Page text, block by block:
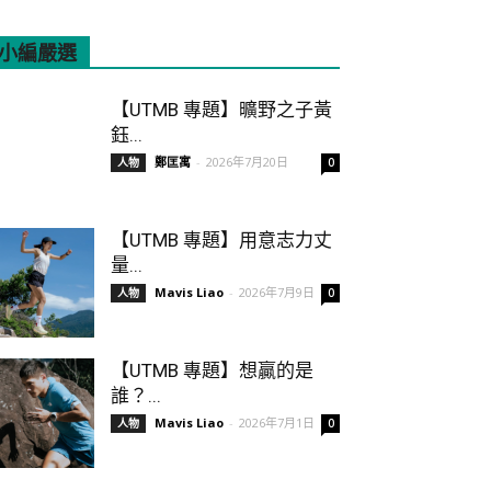
編嚴選
【UTMB 專題】曠野之子黃
鈺...
人物 鄭匡寓 - 2026年7月20日 0
【UTMB 專題】用意志力丈
量...
人物 Mavis Liao - 2026年7月9日 0
【UTMB 專題】想贏的是
誰？...
人物 Mavis Liao - 2026年7月1日 0